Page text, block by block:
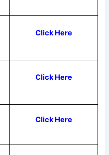
Click Here
Click Here
Click Here